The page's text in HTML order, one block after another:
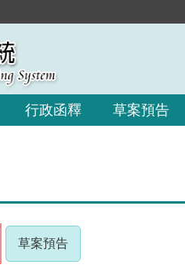
行政函釋 草案預告
草案預告(請
按